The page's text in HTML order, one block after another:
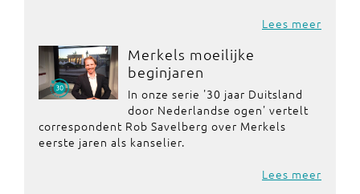
Lees meer
Merkels moeilijke
beginjaren
In onze serie '30 jaar Duitsland
door Nederlandse ogen' vertelt
correspondent Rob Savelberg over Merkels
eerste jaren als kanselier.
Lees meer